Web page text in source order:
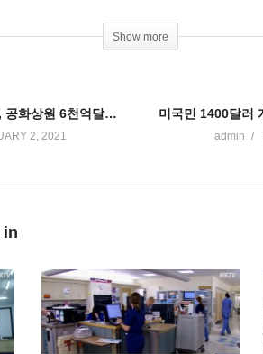
Show more
바이든 패키지, 공화상원 6천억달러 역제안에 ‘독자 가결’ 굳혔다
2, 2021 admin
in